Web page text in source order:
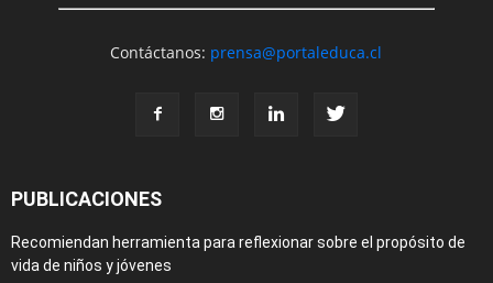
Contáctanos: prensa@portaleduca.cl
PUBLICACIONES
Recomiendan herramienta para reflexionar sobre el propósito de
vida de niños y jóvenes